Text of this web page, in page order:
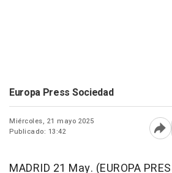
Europa Press Sociedad
Miércoles, 21 mayo 2025
Publicado: 13:42
MADRID 21 May. (EUROPA